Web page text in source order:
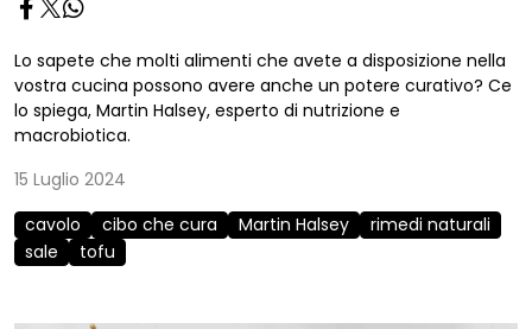
Lo sapete che molti alimenti che avete a disposizione nella
vostra cucina possono avere anche un potere curativo? Ce
lo spiega, Martin Halsey, esperto di nutrizione e
macrobiotica.
15 Luglio 2024
cavolo
cibo che cura Martin Halsey
rimedi naturali
sale
tofu